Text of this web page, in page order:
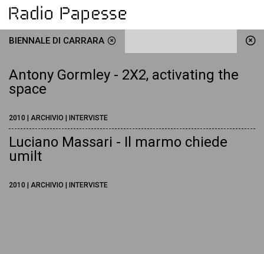
BIENNALE DI CARRARA
Antony Gormley - 2X2, activating the
space
2010 | ARCHIVIO | INTERVISTE
Luciano Massari - Il marmo chiede
umilt
2010 | ARCHIVIO | INTERVISTE